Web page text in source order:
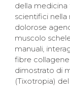
della medicina
scientifici nella
dolorose
muscolo
manuali,
fibre
dimostrato di
(Tixotropia)